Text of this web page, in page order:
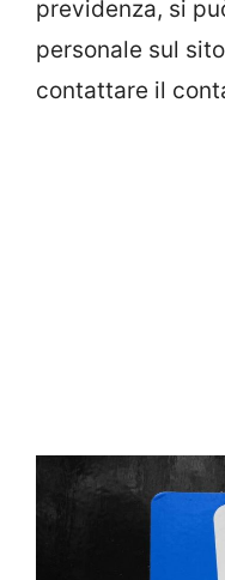
previdenza, si
personale sul
contattare il